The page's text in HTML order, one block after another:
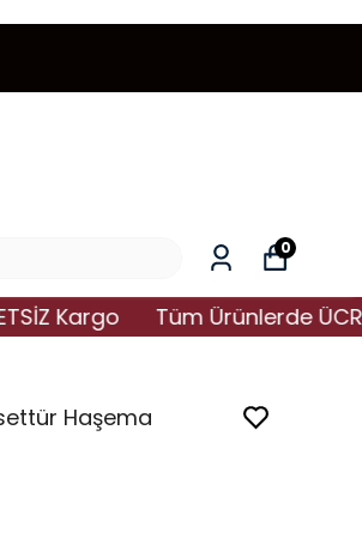
0
Kargo Tüm Ürünlerde
Haşema